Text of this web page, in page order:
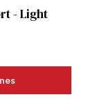
- Light